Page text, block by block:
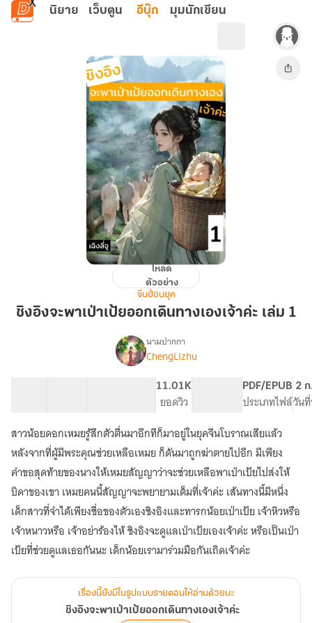
ข้ามไปยังเนื้อหาหลัก
นิยาย เว็บตูน อีบุ๊ก มุมนักเขียน
จะ
เอง
เจ้าค่ะ
เล่ม
1
โหลด
ตัวอย่าง
จีนย้อนยุค
ชิงอิงจะพาเป่าเป้ยออกเดินทางเองเจ้าค่ะ เล่ม 1
เรื่อง
อิง
จะ
พา
เป่า
เป้
ยอ
อก
เดิน
ทาง
เอง
นามปากกา
ChengLizhu
11.01K
ยอดวิว
PDF/EPUB
ประเภทไฟล์
2
วัน
สาวน้อยดอกเหมยรู้สึกตัวตื่นมาอีกทีก็มาอยู่ในยุคจีนโบราณเสียแล้ว
หลังจากที่ผู้มีพระคุณช่วยเหลือเหมย ก็ดันมาถูกฆ่าตายไปอีก มีเพียง
คำขอสุดท้ายของนางให้เหมยสัญญาว่าจะช่วยเหลือพาเป่าเป้ยไปส่งให้
บิดาของเขา เหมยคนนี้สัญญาจะพยายามเต็มที่เจ้าค่ะ เส้นทางนี้มีหนึ่ง
เด็กสาวที่จำได้เพียงชื่อของตัวเองชิงอิงและทารกน้อยเป่าเป้ย เจ้าหิวหรือ
เจ้าหนาวหรือ เจ้าอย่าร้องไห้ ชิงอิงจะดูแลเป่าเป้ยเองเจ้าค่ะ หรือเป็นเป่า
เป้ยที่ช่วยดูแลเธอกันนะ เด็กน้อยเรามาร่วมมือกันเถิดเจ้าค่ะ
เรื่องนี้ยังมีในรูปแบบรายตอนให้อ่านด้วยนะ
ชิงอิงจะพาเป่าเป้ยออกเดินทางเองเจ้าค่ะ